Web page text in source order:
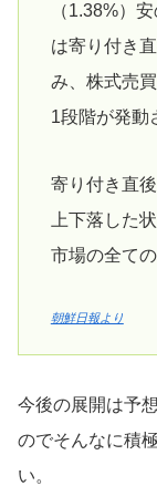
（1.38%）
は寄り付き
み、株式売
1段階が発動
寄り付き直
上下落した
市場の全て
朝鮮日報より
今後の展開は予
のでそんなに積
い。